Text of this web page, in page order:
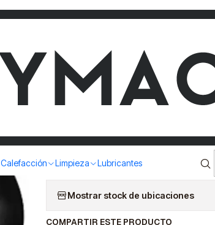
Calefacción Limpieza Lubricantes
MASCARA
ROLACK PRO
Cantidad
COMPRAR
Mostrar stock de ubicaciones
COMPARTIR ESTE PRODUCTO